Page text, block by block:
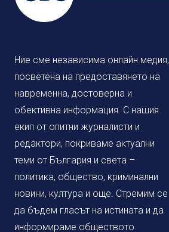
Ние сме независима онлайн медия,
посветена на предоставянето на
навременна, достоверна и
обективна информация. С нашия
екип от опитни журналисти и
редактори, покриваме актуални
теми от България и света –
политика, общество, криминални
новини, култура и още. Стремим се
да бъдем гласът на истината и да
информираме обществото.